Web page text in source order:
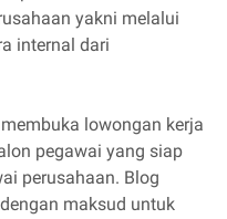
yakni melalui
internal dari
lowongan kerja
pegawai yang siap
perusahaan. Blog
maksud untuk